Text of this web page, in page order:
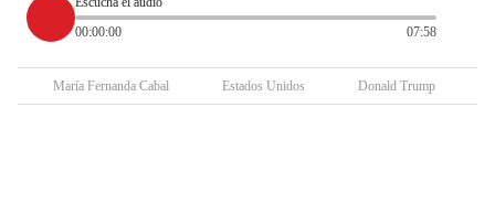
00:00:00
07:58
María Fernanda Cabal Estados Unidos Donald Trump